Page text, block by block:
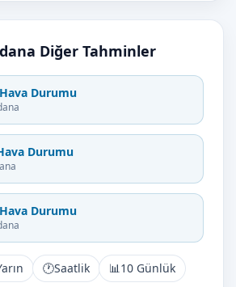
Diğer Tahminler
Durumu
Durumu
Durumu
🕐Saatlik 📊10 Günlük